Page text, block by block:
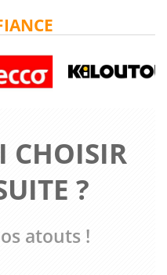
CHOISIR
?
atouts !